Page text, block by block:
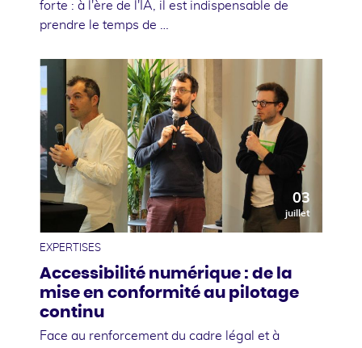
forte : à l'ère de l'IA, il est indispensable de
prendre le temps de …
03
juillet
EXPERTISES
Accessibilité numérique : de la
mise en conformité au pilotage
continu
Face au renforcement du cadre légal et à